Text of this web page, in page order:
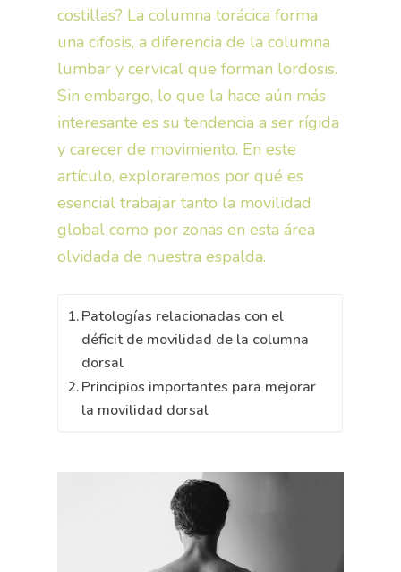
costillas? La columna torácica forma
una cifosis, a diferencia de la columna
lumbar y cervical que forman lordosis.
Sin embargo, lo que la hace aún más
interesante es su tendencia a ser rígida
y carecer de movimiento. En este
artículo, exploraremos por qué es
esencial trabajar tanto la movilidad
global como por zonas en esta área
olvidada de nuestra espalda.
Patologías relacionadas con el
déficit de movilidad de la columna
dorsal
Principios importantes para mejorar
la movilidad dorsal